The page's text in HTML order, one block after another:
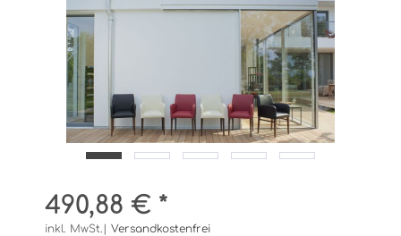
490,88 € *
inkl. MwSt.| Versandkostenfrei